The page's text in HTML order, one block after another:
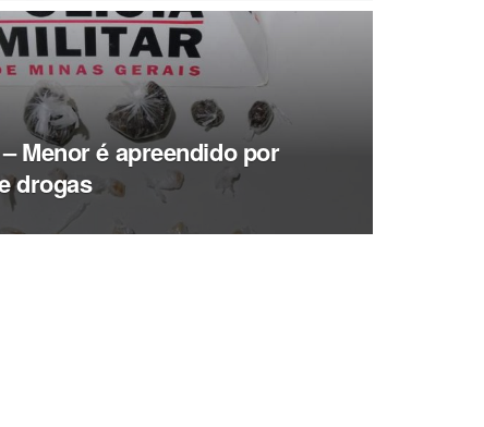
Menor é apreendido por
drogas